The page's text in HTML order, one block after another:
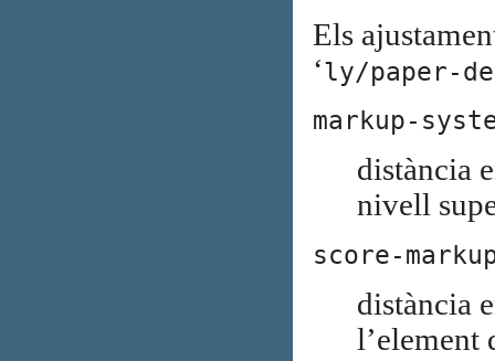
Els
‘ly/paper-
markup-
distància
nivell
score-
distància
l’element